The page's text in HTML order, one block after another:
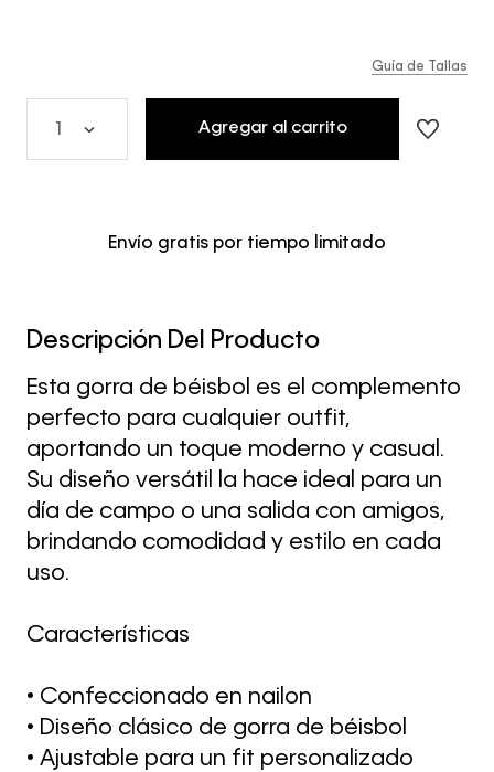
Guía de Tallas
Agregar al carrito
Envío gratis por tiempo limitado
Descripción Del Producto
Esta gorra de béisbol es el complemento
perfecto para cualquier outfit,
aportando un toque moderno y casual.
Su diseño versátil la hace ideal para un
día de campo o una salida con amigos,
brindando comodidad y estilo en cada
uso.
Características
• Confeccionado en nailon
• Diseño clásico de gorra de béisbol
• Ajustable para un fit personalizado